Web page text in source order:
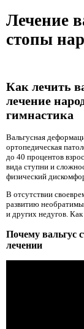
Лечение
стопы
Как лечить
лечение
гимнастика
Вальгусная
ортопедическая
до 40 процентов
вида ступни и
физический
В отсутствии
развитию
и других недугов.
Почему вальгус
лечении